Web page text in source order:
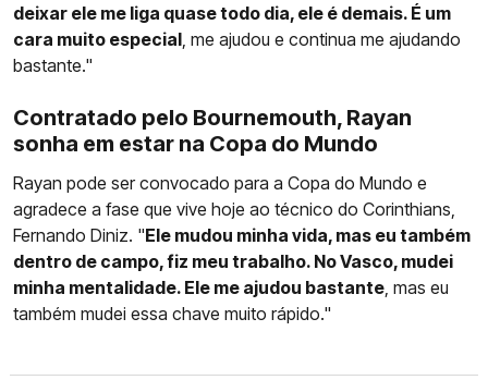
deixar ele me liga quase todo dia, ele é demais. É um
cara muito especial, me ajudou e continua me ajudando
bastante."
Contratado pelo Bournemouth, Rayan
sonha em estar na Copa do Mundo
Rayan pode ser convocado para a Copa do Mundo e
agradece a fase que vive hoje ao técnico do Corinthians,
Fernando Diniz. "Ele mudou minha vida, mas eu também
dentro de campo, fiz meu trabalho. No Vasco, mudei
minha mentalidade. Ele me ajudou bastante, mas eu
também mudei essa chave muito rápido."